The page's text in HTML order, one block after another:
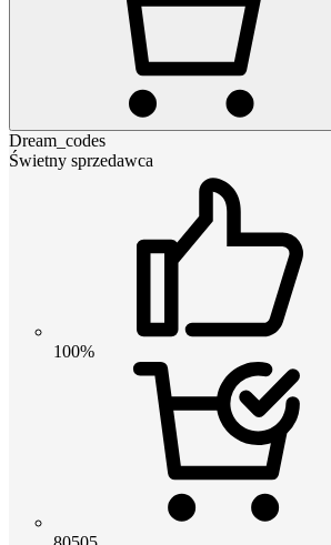
Dream_codes
Świetny sprzedawca
100%